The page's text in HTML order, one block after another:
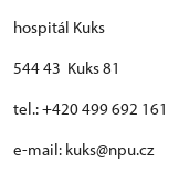
hospitál Kuks
544 43 Kuks 81
tel.: +420 499 692 161
e-mail: kuks@npu.cz